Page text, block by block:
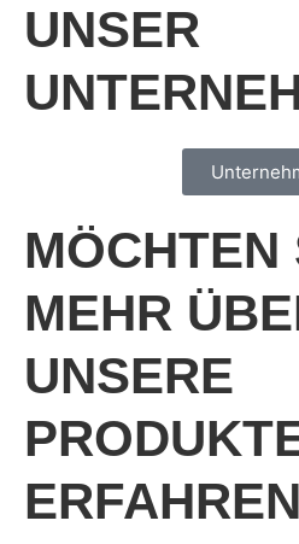
UNSER
MÖCHTEN
MEHR
UNSERE